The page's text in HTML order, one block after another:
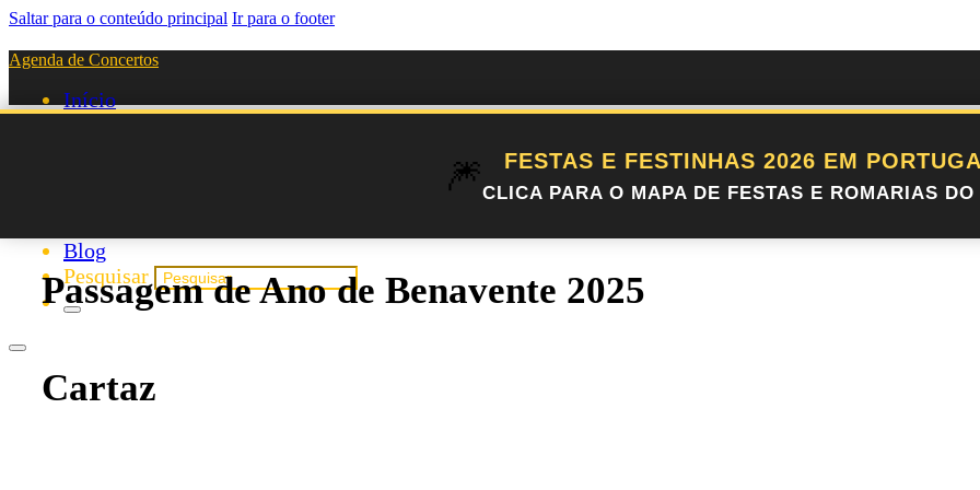
Saltar para o conteúdo principal Ir para o footer
Agenda de Concertos
Início
Blog
Pesquisar
🎆 FESTAS E FESTINHAS 2026 EM
CLICA PARA O MAPA DE FESTAS E ROMARIAS DO
Passagem de Ano de Benavente 2025
Cartaz